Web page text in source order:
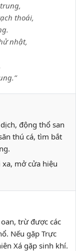
thoái,
nhật,
động thổ san
thú cá, tìm bắt
mở cửa hiệu
trừ được các
Nếu gặp Trực
Xá gặp sinh khí.